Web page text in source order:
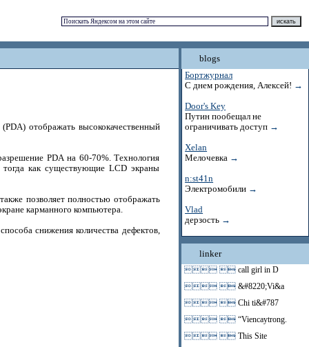
отображать высококачественный
PDA на 60-70%. Технология
как существующие LCD экраны
позволяет полностью отображать
карманного компьютера.
снижения количества дефектов,
blogs
Бортжурнал
С днем рождения, Алексей! →
Door's Key
Путин пообещал не
ограничивать доступ →
Xelan
Мелочевка →
n:st41n
Электромобили →
Vlad
дерзость →
linker
  call girl in D
  &#8220;Vi&a
  Chi ti&#787
  “Viencaytrong.
  This Site